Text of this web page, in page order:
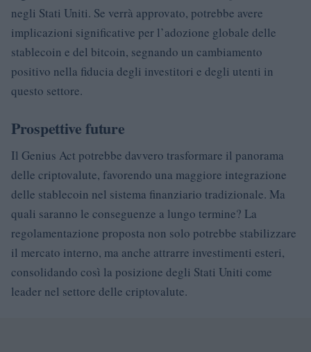
negli Stati Uniti. Se verrà approvato, potrebbe avere
implicazioni significative per l’adozione globale delle
stablecoin e del bitcoin, segnando un cambiamento
positivo nella fiducia degli investitori e degli utenti in
questo settore.
Prospettive future
Il Genius Act potrebbe davvero trasformare il panorama
delle criptovalute, favorendo una maggiore integrazione
delle stablecoin nel sistema finanziario tradizionale. Ma
quali saranno le conseguenze a lungo termine? La
regolamentazione proposta non solo potrebbe stabilizzare
il mercato interno, ma anche attrarre investimenti esteri,
consolidando così la posizione degli Stati Uniti come
leader nel settore delle criptovalute.